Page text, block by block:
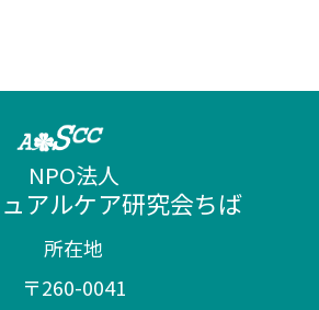
NPO法人
アルケア研究会ちば
所在地
〒260-0041